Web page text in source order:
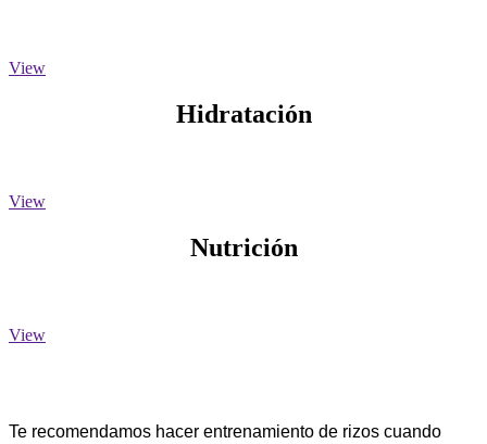
View
Hidratación
View
Nutrición
View
Te recomendamos hacer entrenamiento de rizos cuando